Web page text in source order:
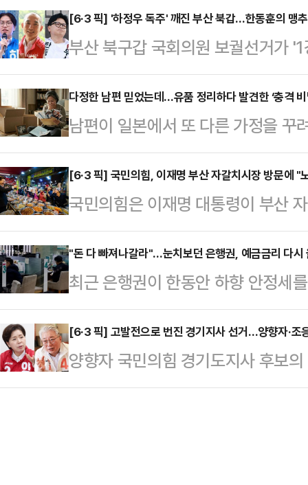
[6·3 픽] '하정우 독주' 깨진 부산 북갑…한동훈의 맹
부산 북구갑 국회의원 보궐선거가
다. 그 속도는 매우 빨랐다. 이재명
더불어민주당 부산시장 후보의 후
는 듯했지만, 선거가 중반을 넘어서
쪽으로 옮겨붙는 분위기다.26일 정
서치가 부산일보 의뢰로 지난
여론조사 결과 한동훈 후보는
(34.0%)와 오…
다정한 남편 믿었는데…유품 정리하다 발견한 ‘충격 비
남편이 일본에서 또 다른 가정을 꾸
상간녀를 상대로 손해배상 청구가
오 ‘조인섭 변호사의 상담소’에는
알게 된 여성 A씨의 사연이 소개됐
기며 자기 관리가 철저한 사람이었
만큼 다정한 남편이었다”고 말했다
의 중역으로 반도체 제조 장비와 정
을 했다”며 “…
[6·3 픽] 국민의힘, 이재명 부산 자갈치시장 방문에 "
국민의힘은 이재명 대통령이 부산
립의 의무 따위는 휴지 조각처럼 내
극에 달하고 있다"고 비판했다.박
장은 27일 논평을 통해 "이 대통령
략적 투자'를 운운하며 선거용 예산
자갈치시장으로 내려가 노골적인
박 공보단장은 "'대통령 내외가 온
을 연호하며 악수하…
"돈 다 빠져나갈라"…눈치보던 은행권, 예금금리 다시
최근 은행권이 한동안 하향 안정세
다.증시 강세 여파로 시중 자금이
하자, 급격한 수신 이탈을 방어하기
된다.26일 금융권에 따르면 주요
신 상품의 금리를 잇달아 상향 조정
[6·3 픽] 고발전으로 번진 경기지사 선거…양향자·조
양향자 국민의힘 경기도지사 후보
조응천 개혁신당 후보 간 신경전이